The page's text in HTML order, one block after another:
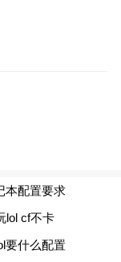
不同，一款
款车的外观
”采用了狭长